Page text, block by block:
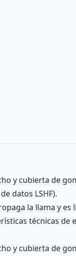
y cubierta de
datos LSHF).
la llama y
técnicas de
y cubierta de